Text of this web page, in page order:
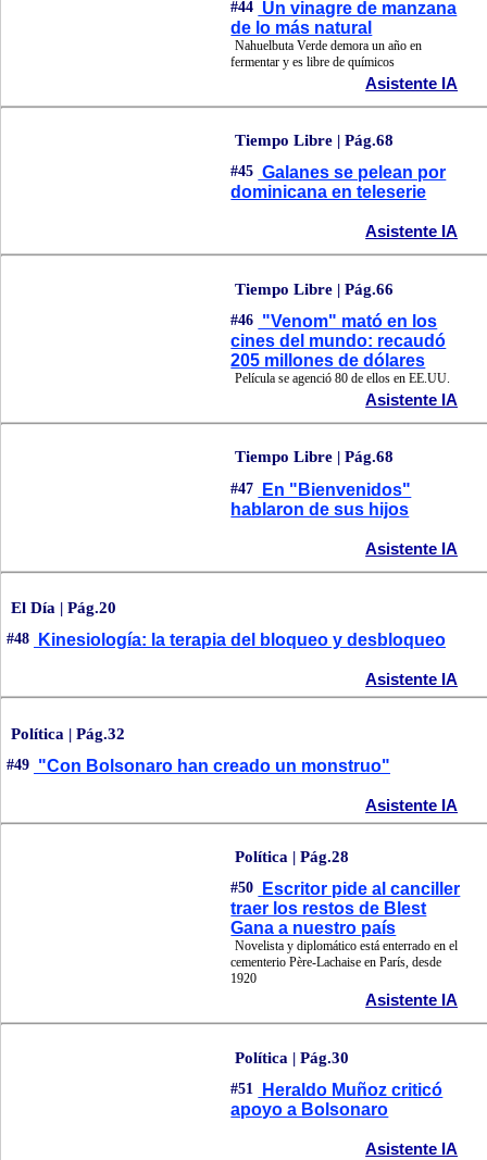
#44 Un vinagre de manzana
de lo más natural
Nahuelbuta Verde demora un año en
fermentar y es libre de químicos
Asistente IA
Tiempo Libre | Pág.68
#45 Galanes se pelean por
dominicana en teleserie
Asistente IA
Tiempo Libre | Pág.66
#46 "Venom" mató en los
cines del mundo: recaudó
205 millones de dólares
Película se agenció 80 de ellos en EE.UU.
Asistente IA
Tiempo Libre | Pág.68
#47
En "Bienvenidos"
hablaron de sus hijos
Asistente IA
El Día | Pág.20
#48 Kinesiología: la terapia del bloqueo y desbloqueo
Asistente IA
Política | Pág.32
#49 "Con Bolsonaro han creado un monstruo"
Asistente IA
Política | Pág.28
#50
Escritor pide al canciller
traer los restos de Blest
Gana a nuestro país
Novelista y diplomático está enterrado en el
cementerio Père-Lachaise en París, desde
1920
Asistente IA
Política | Pág.30
#51
Heraldo Muñoz criticó
apoyo a Bolsonaro
Asistente IA